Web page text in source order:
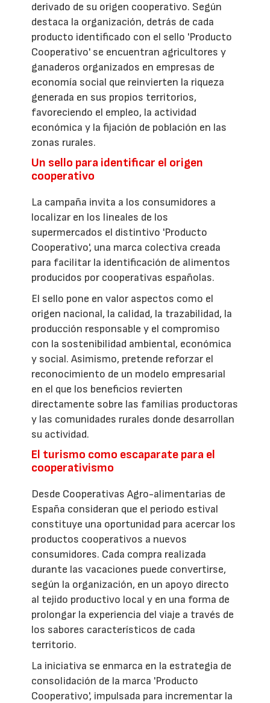
derivado de su origen cooperativo. Según
destaca la organización, detrás de cada
producto identificado con el sello 'Producto
Cooperativo' se encuentran agricultores y
ganaderos organizados en empresas de
economía social que reinvierten la riqueza
generada en sus propios territorios,
favoreciendo el empleo, la actividad
económica y la fijación de población en las
zonas rurales.
Un sello para identificar el origen
cooperativo
La campaña invita a los consumidores a
localizar en los lineales de los
supermercados el distintivo 'Producto
Cooperativo', una marca colectiva creada
para facilitar la identificación de alimentos
producidos por cooperativas españolas.
El sello pone en valor aspectos como el
origen nacional, la calidad, la trazabilidad, la
producción responsable y el compromiso
con la sostenibilidad ambiental, económica
y social. Asimismo, pretende reforzar el
reconocimiento de un modelo empresarial
en el que los beneficios revierten
directamente sobre las familias productoras
y las comunidades rurales donde desarrollan
su actividad.
El turismo como escaparate para el
cooperativismo
Desde Cooperativas Agro-alimentarias de
España consideran que el periodo estival
constituye una oportunidad para acercar los
productos cooperativos a nuevos
consumidores. Cada compra realizada
durante las vacaciones puede convertirse,
según la organización, en un apoyo directo
al tejido productivo local y en una forma de
prolongar la experiencia del viaje a través de
los sabores característicos de cada
territorio.
La iniciativa se enmarca en la estrategia de
consolidación de la marca 'Producto
Cooperativo', impulsada para incrementar la